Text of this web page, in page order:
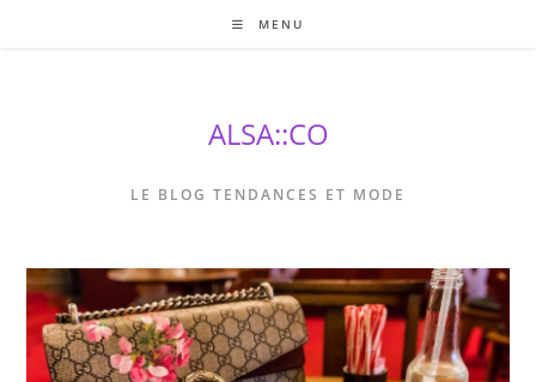
MENU
ALSA::CO
LE BLOG TENDANCES ET MODE